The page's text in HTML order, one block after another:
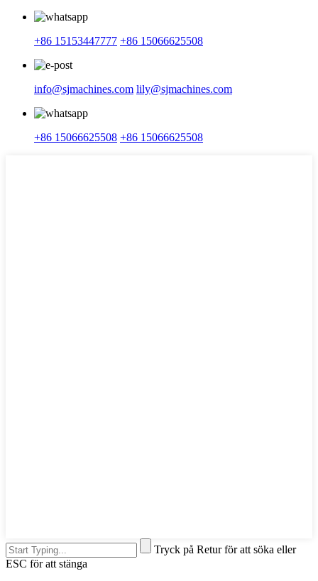
+86 15153447777 +86 15066625508
info@sjmachines.com lily@sjmachines.com
+86 15066625508 +86 15066625508
Tryck på Retur för att söka eller
ESC för att stänga